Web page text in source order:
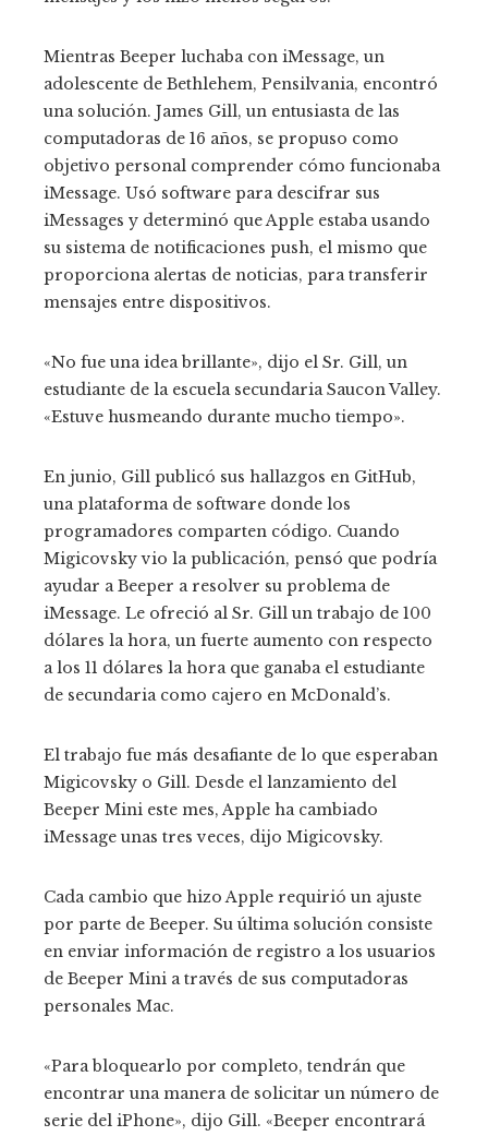
Mientras Beeper luchaba con iMessage, un
adolescente de Bethlehem, Pensilvania, encontró
una solución. James Gill, un entusiasta de las
computadoras de 16 años, se propuso como
objetivo personal comprender cómo funcionaba
iMessage. Usó software para descifrar sus
iMessages y determinó que Apple estaba usando
su sistema de notificaciones push, el mismo que
proporciona alertas de noticias, para transferir
mensajes entre dispositivos.
«No fue una idea brillante», dijo el Sr. Gill, un
estudiante de la escuela secundaria Saucon Valley.
«Estuve husmeando durante mucho tiempo».
En junio, Gill publicó sus hallazgos en GitHub,
una plataforma de software donde los
programadores comparten código. Cuando
Migicovsky vio la publicación, pensó que podría
ayudar a Beeper a resolver su problema de
iMessage. Le ofreció al Sr. Gill un trabajo de 100
dólares la hora, un fuerte aumento con respecto
a los 11 dólares la hora que ganaba el estudiante
de secundaria como cajero en McDonald’s.
El trabajo fue más desafiante de lo que esperaban
Migicovsky o Gill. Desde el lanzamiento del
Beeper Mini este mes, Apple ha cambiado
iMessage unas tres veces, dijo Migicovsky.
Cada cambio que hizo Apple requirió un ajuste
por parte de Beeper. Su última solución consiste
en enviar información de registro a los usuarios
de Beeper Mini a través de sus computadoras
personales Mac.
«Para bloquearlo por completo, tendrán que
encontrar una manera de solicitar un número de
serie del iPhone», dijo Gill. «Beeper encontrará